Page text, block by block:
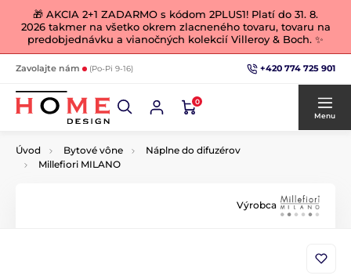
🎁 AKCIA 2+1 ZADARMO s kódom 2PLUS1! Platí do 31. 8.
2026 takmer na všetko okrem zlacneného tovaru, tovaru na
predobjednávku a vianočných kolekcií Villeroy & Boch. ✨
Zavolajte nám (Po-Pi 9-16) +420 774 725 901
0
Menu
Úvod Bytové vône
Náplne do difuzérov
Millefiori MILANO
Výrobca